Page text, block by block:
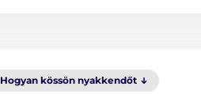
Hogyan kössön nyakkendőt